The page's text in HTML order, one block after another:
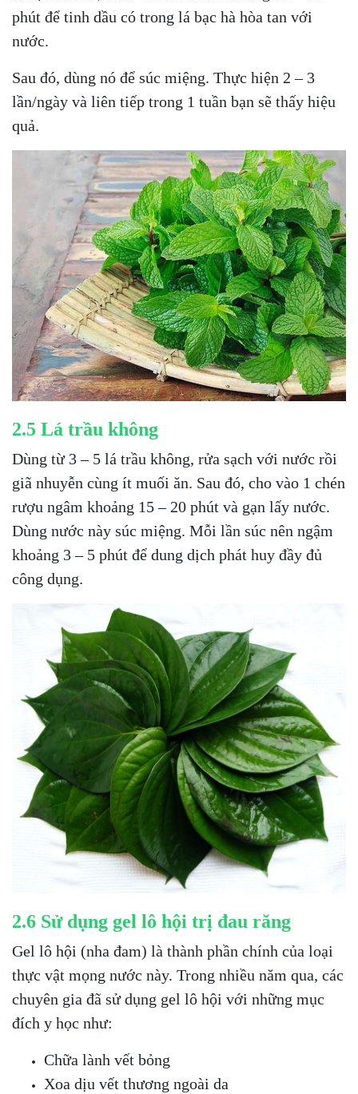
phút để tinh dầu có trong lá bạc hà hòa tan với
nước.
Sau đó, dùng nó để súc miệng. Thực hiện 2 – 3
lần/ngày và liên tiếp trong 1 tuần bạn sẽ thấy hiệu
quả.
2.5 Lá trầu không
Dùng từ 3 – 5 lá trầu không, rửa sạch với nước rồi
giã nhuyễn cùng ít muối ăn. Sau đó, cho vào 1 chén
rượu ngâm khoảng 15 – 20 phút và gạn lấy nước.
Dùng nước này súc miệng. Mỗi lần súc nên ngậm
khoảng 3 – 5 phút để dung dịch phát huy đầy đủ
công dụng.
2.6 Sử dụng gel lô hội trị đau răng
Gel lô hội (nha đam) là thành phần chính của loại
thực vật mọng nước này. Trong nhiều năm qua, các
chuyên gia đã sử dụng gel lô hội với những mục
đích y học như:
Chữa lành vết bỏng
Xoa dịu vết thương ngoài da